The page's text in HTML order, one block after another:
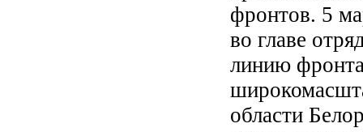
фронтов. 5
во главе
линию
области